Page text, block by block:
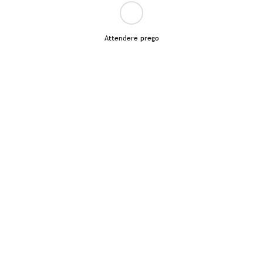
Attendere prego